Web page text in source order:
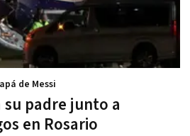
padre junto a
en Rosario
de Messi